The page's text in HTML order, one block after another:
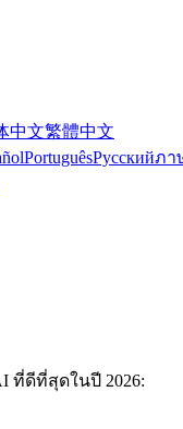
中文繁體中文
PortuguêsРусскийภา
ที่ดีที่สุดในปี 2026: